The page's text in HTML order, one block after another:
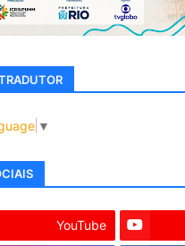
▼
YouTube